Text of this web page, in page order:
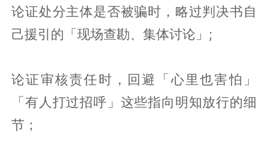
论证处分主体是否被骗时，略过判决书自
己援引的「现场查勘、集体讨论」;
论证审核责任时，回避「心里也害怕」
「有人打过招呼」这些指向明知放行的细
节；